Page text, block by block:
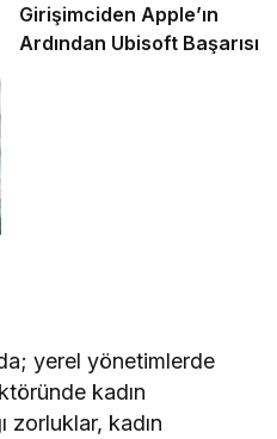
Girişimciden Apple’ın
Ardından Ubisoft Başarısı
yerel yönetimlerde
kadın
zorluklar, kadın